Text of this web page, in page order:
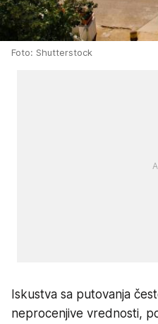
Foto: Shutterstock
Iskustva sa putovanja
neprocenjive vrednosti,